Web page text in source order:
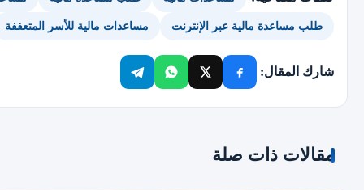
طلب مساعدة مالية عبر الإنترنت مساعدات مالية للأسر المتعففة
شارك المقال:
مقالات ذات صلة